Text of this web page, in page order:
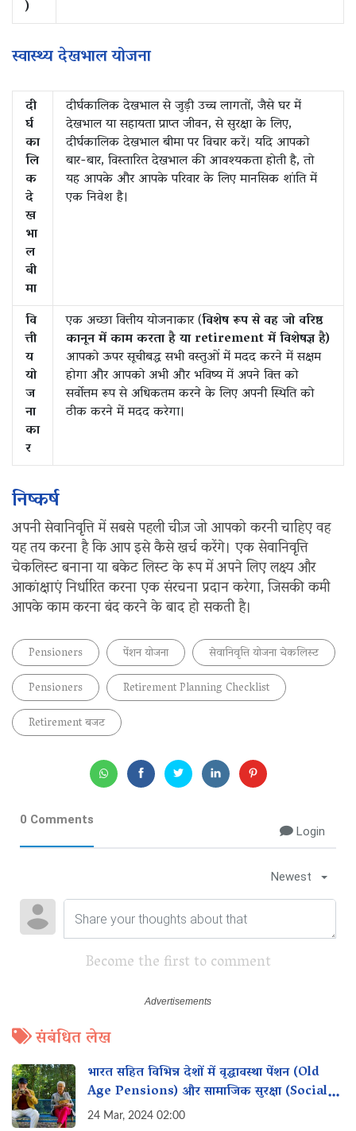
)
स्वास्थ्य देखभाल योजना
दी
र्घ
का
लि
क
दे
ख
भा
ल
बी
मा
दीर्घकालिक देखभाल से जुड़ी उच्च लागतों, जैसे घर में
देखभाल या सहायता प्राप्त जीवन, से सुरक्षा के लिए,
दीर्घकालिक देखभाल बीमा पर विचार करें। यदि आपको
बार-बार, विस्तारित देखभाल की आवश्यकता होती है, तो
यह आपके और आपके परिवार के लिए मानसिक शांति में
एक निवेश है।
वि
त्ती
य
यो
ज
ना
का
र
एक अच्छा वित्तीय योजनाकार (विशेष रूप से वह जो वरिष्ठ
कानून में काम करता है या retirement में विशेषज्ञ है)
आपको ऊपर सूचीबद्ध सभी वस्तुओं में मदद करने में सक्षम
होगा और आपको अभी और भविष्य में अपने वित्त को
सर्वोत्तम रूप से अधिकतम करने के लिए अपनी स्थिति को
ठीक करने में मदद करेगा।
निष्कर्ष
अपनी सेवानिवृत्ति में सबसे पहली चीज़ जो आपको करनी चाहिए वह
यह तय करना है कि आप इसे कैसे खर्च करेंगे। एक सेवानिवृत्ति
चेकलिस्ट बनाना या बकेट लिस्ट के रूप में अपने लिए लक्ष्य और
आकांक्षाएं निर्धारित करना एक संरचना प्रदान करेगा, जिसकी कमी
आपके काम करना बंद करने के बाद हो सकती है।
Pensioners पेंशन योजना
सेवानिवृत्ति योजना चेकलिस्ट
Pensioners
Retirement Planning Checklist
Retirement बजट
0 Comments
Login
Newest
Become the first to comment
संबंधित लेख
भारत सहित विभिन्न देशों में वृद्धावस्था पेंशन (Old
Age Pensions) और सामाजिक सुरक्षा (Social
Security)
24 Mar, 2024 02:00